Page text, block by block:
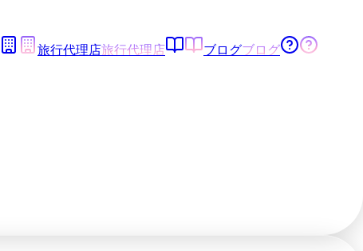
旅行代理店旅行代理店 ブログブログ